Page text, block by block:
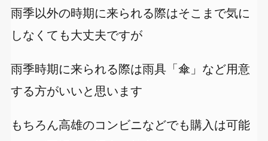
雨季以外の時期に来られる際はそこまで気に
しなくても大丈夫ですが
雨季時期に来られる際は雨具「傘」など用意
する方がいいと思います
もちろん高雄のコンビニなどでも購入は可能